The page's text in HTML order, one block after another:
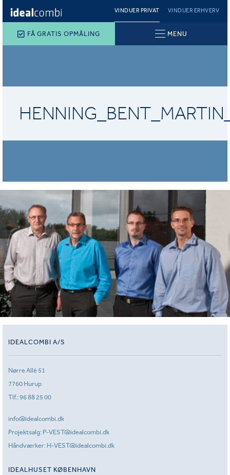
VINDUER PRIVAT VINDUER ERHVERV
FÅ GRATIS OPMÅLING MENU
IDEALCOMBI A/S
Nørre Allé 51
7760 Hurup
Tlf.:96 88 25 00
info@idealcombi.dk
Projektsalg: P-VEST@idealcombi.dk
Håndværker: H-VEST@idealcombi.dk
IDEALHUSET KØBENHAVN